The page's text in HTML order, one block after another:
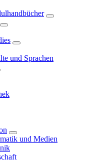
und Sprachen
und Medien